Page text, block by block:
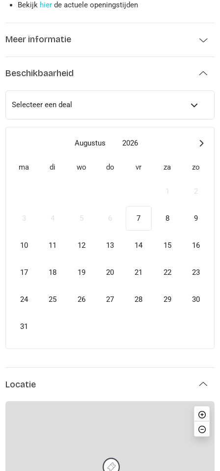
Bekijk hier de actuele openingstijden
Meer informatie
Beschikbaarheid
Selecteer een deal
Augustus 2026
ma di wo do vr za zo
1 2
3 4 5 6 7 8 9
10 11 12 13 14 15 16
17 18 19 20 21 22 23
24 25 26 27 28 29 30
31
Locatie